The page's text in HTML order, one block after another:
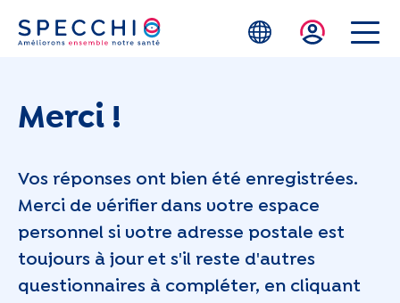
Skip to main content
Merci !
Vos réponses ont bien été enregistrées.
Merci de vérifier dans votre espace
personnel si votre adresse postale est
toujours à jour et s'il reste d'autres
questionnaires à compléter, en cliquant